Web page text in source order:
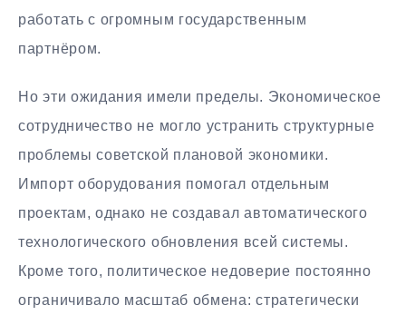
работать с огромным государственным
партнёром.
Но эти ожидания имели пределы. Экономическое
сотрудничество не могло устранить структурные
проблемы советской плановой экономики.
Импорт оборудования помогал отдельным
проектам, однако не создавал автоматического
технологического обновления всей системы.
Кроме того, политическое недоверие постоянно
ограничивало масштаб обмена: стратегически